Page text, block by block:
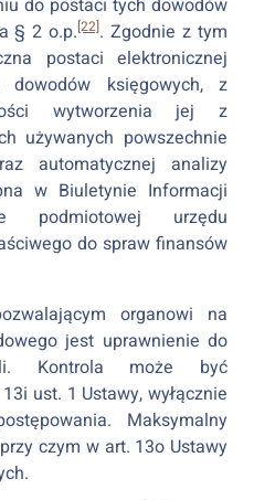
do postaci tych dowodów
§ 2 o.p.[22]. Zgodnie z tym
postaci elektronicznej
księgowych, z
wytworzenia jej z
używanych powszechnie
automatycznej analizy
w Biuletynie Informacji
podmiotowej urzędu
do spraw finansów
organowi na
jest uprawnienie do
Kontrola może być
ust. 1 Ustawy, wyłącznie
Maksymalny
czym w art. 13o Ustawy